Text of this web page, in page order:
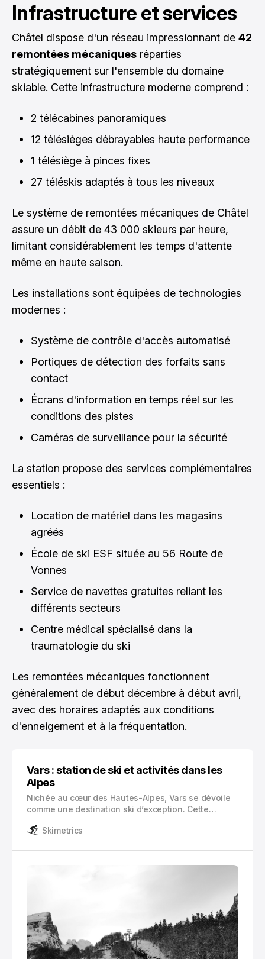
Infrastructure et services
Châtel dispose d'un réseau impressionnant de 42
remontées mécaniques réparties
stratégiquement sur l'ensemble du domaine
skiable. Cette infrastructure moderne comprend :
2 télécabines panoramiques
12 télésièges débrayables haute performance
1 télésiège à pinces fixes
27 téléskis adaptés à tous les niveaux
Le système de remontées mécaniques de Châtel
assure un débit de 43 000 skieurs par heure,
limitant considérablement les temps d'attente
même en haute saison.
Les installations sont équipées de technologies
modernes :
Système de contrôle d'accès automatisé
Portiques de détection des forfaits sans
contact
Écrans d'information en temps réel sur les
conditions des pistes
Caméras de surveillance pour la sécurité
La station propose des services complémentaires
essentiels :
Location de matériel dans les magasins
agréés
École de ski ESF située au 56 Route de
Vonnes
Service de navettes gratuites reliant les
différents secteurs
Centre médical spécialisé dans la
traumatologie du ski
Les remontées mécaniques fonctionnent
généralement de début décembre à début avril,
avec des horaires adaptés aux conditions
d'enneigement et à la fréquentation.
Vars : station de ski et activités dans les
Alpes
Nichée au cœur des Hautes-Alpes, Vars se dévoile
comme une destination ski d’exception. Cette
pittoresques, dont Les Claux et Saint-Marcellin, qui
infrastructures modernes.
Skimetrics